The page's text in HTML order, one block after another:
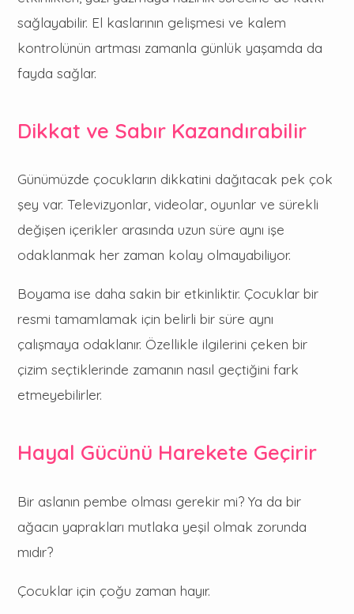
sağlayabilir. El kaslarının gelişmesi ve kalem
kontrolünün artması zamanla günlük yaşamda da
fayda sağlar.
Dikkat ve Sabır Kazandırabilir
Günümüzde çocukların dikkatini dağıtacak pek çok
şey var. Televizyonlar, videolar, oyunlar ve sürekli
değişen içerikler arasında uzun süre aynı işe
odaklanmak her zaman kolay olmayabiliyor.
Boyama ise daha sakin bir etkinliktir. Çocuklar bir
resmi tamamlamak için belirli bir süre aynı
çalışmaya odaklanır. Özellikle ilgilerini çeken bir
çizim seçtiklerinde zamanın nasıl geçtiğini fark
etmeyebilirler.
Hayal Gücünü Harekete Geçirir
Bir aslanın pembe olması gerekir mi? Ya da bir
ağacın yaprakları mutlaka yeşil olmak zorunda
mıdır?
Çocuklar için çoğu zaman hayır.